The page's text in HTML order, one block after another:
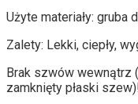
Użyte materiały: gruba
Zalety: Lekki, ciepły,
Brak szwów wewnątrz
zamknięty płaski